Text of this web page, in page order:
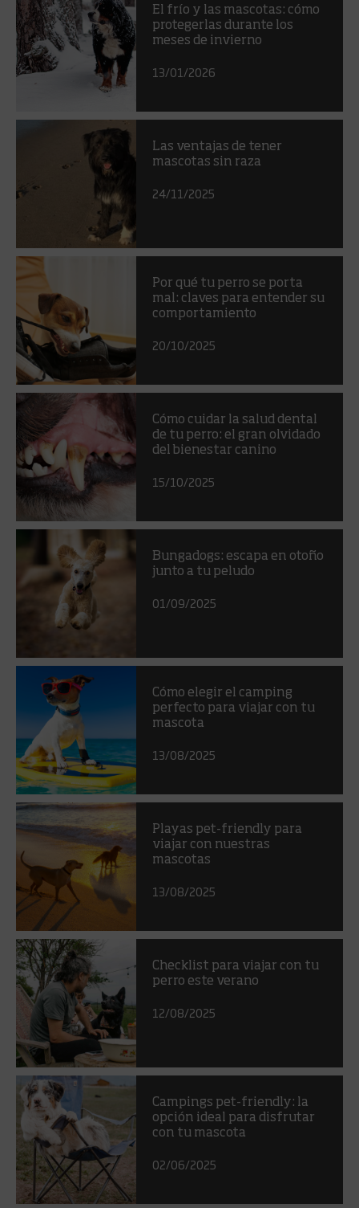
El frío y las mascotas: cómo
protegerlas durante los
meses de invierno
13/01/2026
Las ventajas de tener
mascotas sin raza
24/11/2025
Por qué tu perro se porta
mal: claves para entender su
comportamiento
20/10/2025
Cómo cuidar la salud dental
de tu perro: el gran olvidado
del bienestar canino
15/10/2025
Bungadogs: escapa en otoño
junto a tu peludo
01/09/2025
Cómo elegir el camping
perfecto para viajar con tu
mascota
13/08/2025
Playas pet-friendly para
viajar con nuestras
mascotas
13/08/2025
Checklist para viajar con tu
perro este verano
12/08/2025
Campings pet-friendly: la
opción ideal para disfrutar
con tu mascota
02/06/2025